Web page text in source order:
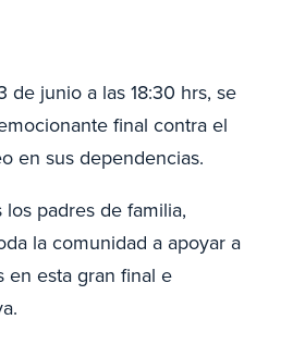
de junio a las 18:30 hrs, se
final contra el
en sus dependencias.
padres de familia,
la comunidad a apoyar a
en esta gran final e